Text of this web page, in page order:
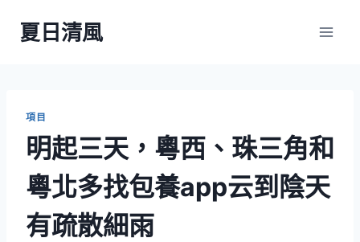
夏日清風
項目
明起三天，粵西、珠三角和
粵北多找包養app云到陰天
有疏散細雨